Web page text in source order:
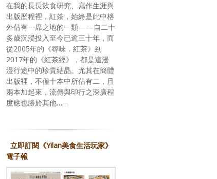
在我的長長飲食研究、寫作生涯與
出版歷程裡，紅茶，始終是此中格
外佔有一席之地的一類——自二十
多歲沉浸投入至今已逾三十年，而
從2005年的《尋味．紅茶》到
2017年的《紅茶經》，都是這漫
漫行途中的珍貴結晶。尤其在簡體
出版裡，不僅十本中所佔有二，且
兩本加起來，流傳與印行之深廣程
度應也勝於其他……
立即訂閱《Yilan美食生活玩家》
電子報